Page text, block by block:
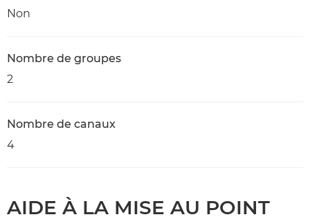
Non
Nombre de groupes
2
Nombre de canaux
4
AIDE À LA MISE AU POINT